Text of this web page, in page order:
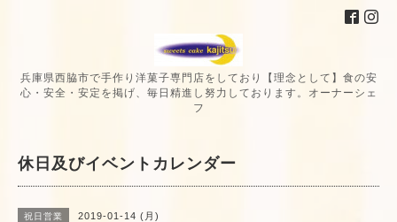
兵庫県西脇市で手作り洋菓子専門店をしており【理念として】食の安
心・安全・安定を掲げ、毎日精進し努力しております。オーナーシェ
フ
休日及びイベントカレンダー
祝日営業 2019-01-14 (月)